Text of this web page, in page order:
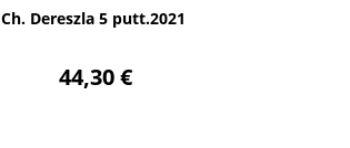
Ch. Dereszla 5 putt.2021
44,30 €